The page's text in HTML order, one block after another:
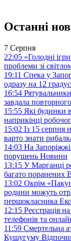
Останні
7 Серпня
22:05 «Голодні
проблеми зі
19:11 Спека у
одразу на 12
16:54
завдала
15:55 Які будинки
наприкінці
15:02 Із 15 серпня
варто знати
14:03 На
порушень Новини
13:15 У Марганці
багато поранених
13:02 Окрім
родини можуть
першокласника
12:15 Реєстрація
телефонів та
11:59 Смертельна
Кушугуму